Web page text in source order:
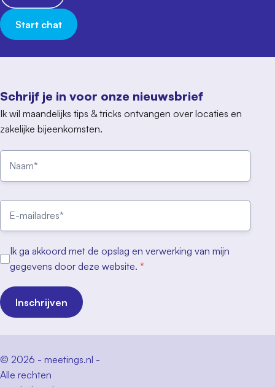
Schrijf je in voor onze nieuwsbrief
Ik wil maandelijks tips & tricks ontvangen over locaties en
zakelijke bijeenkomsten.
Ik ga akkoord met de opslag en verwerking van mijn
gegevens door deze website. *
Inschrijven
Start chat
© 2026 - meetings.nl -
Alle rechten